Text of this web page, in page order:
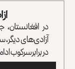
در افغانستان،
آزادی‌های
در برابر سرکوب